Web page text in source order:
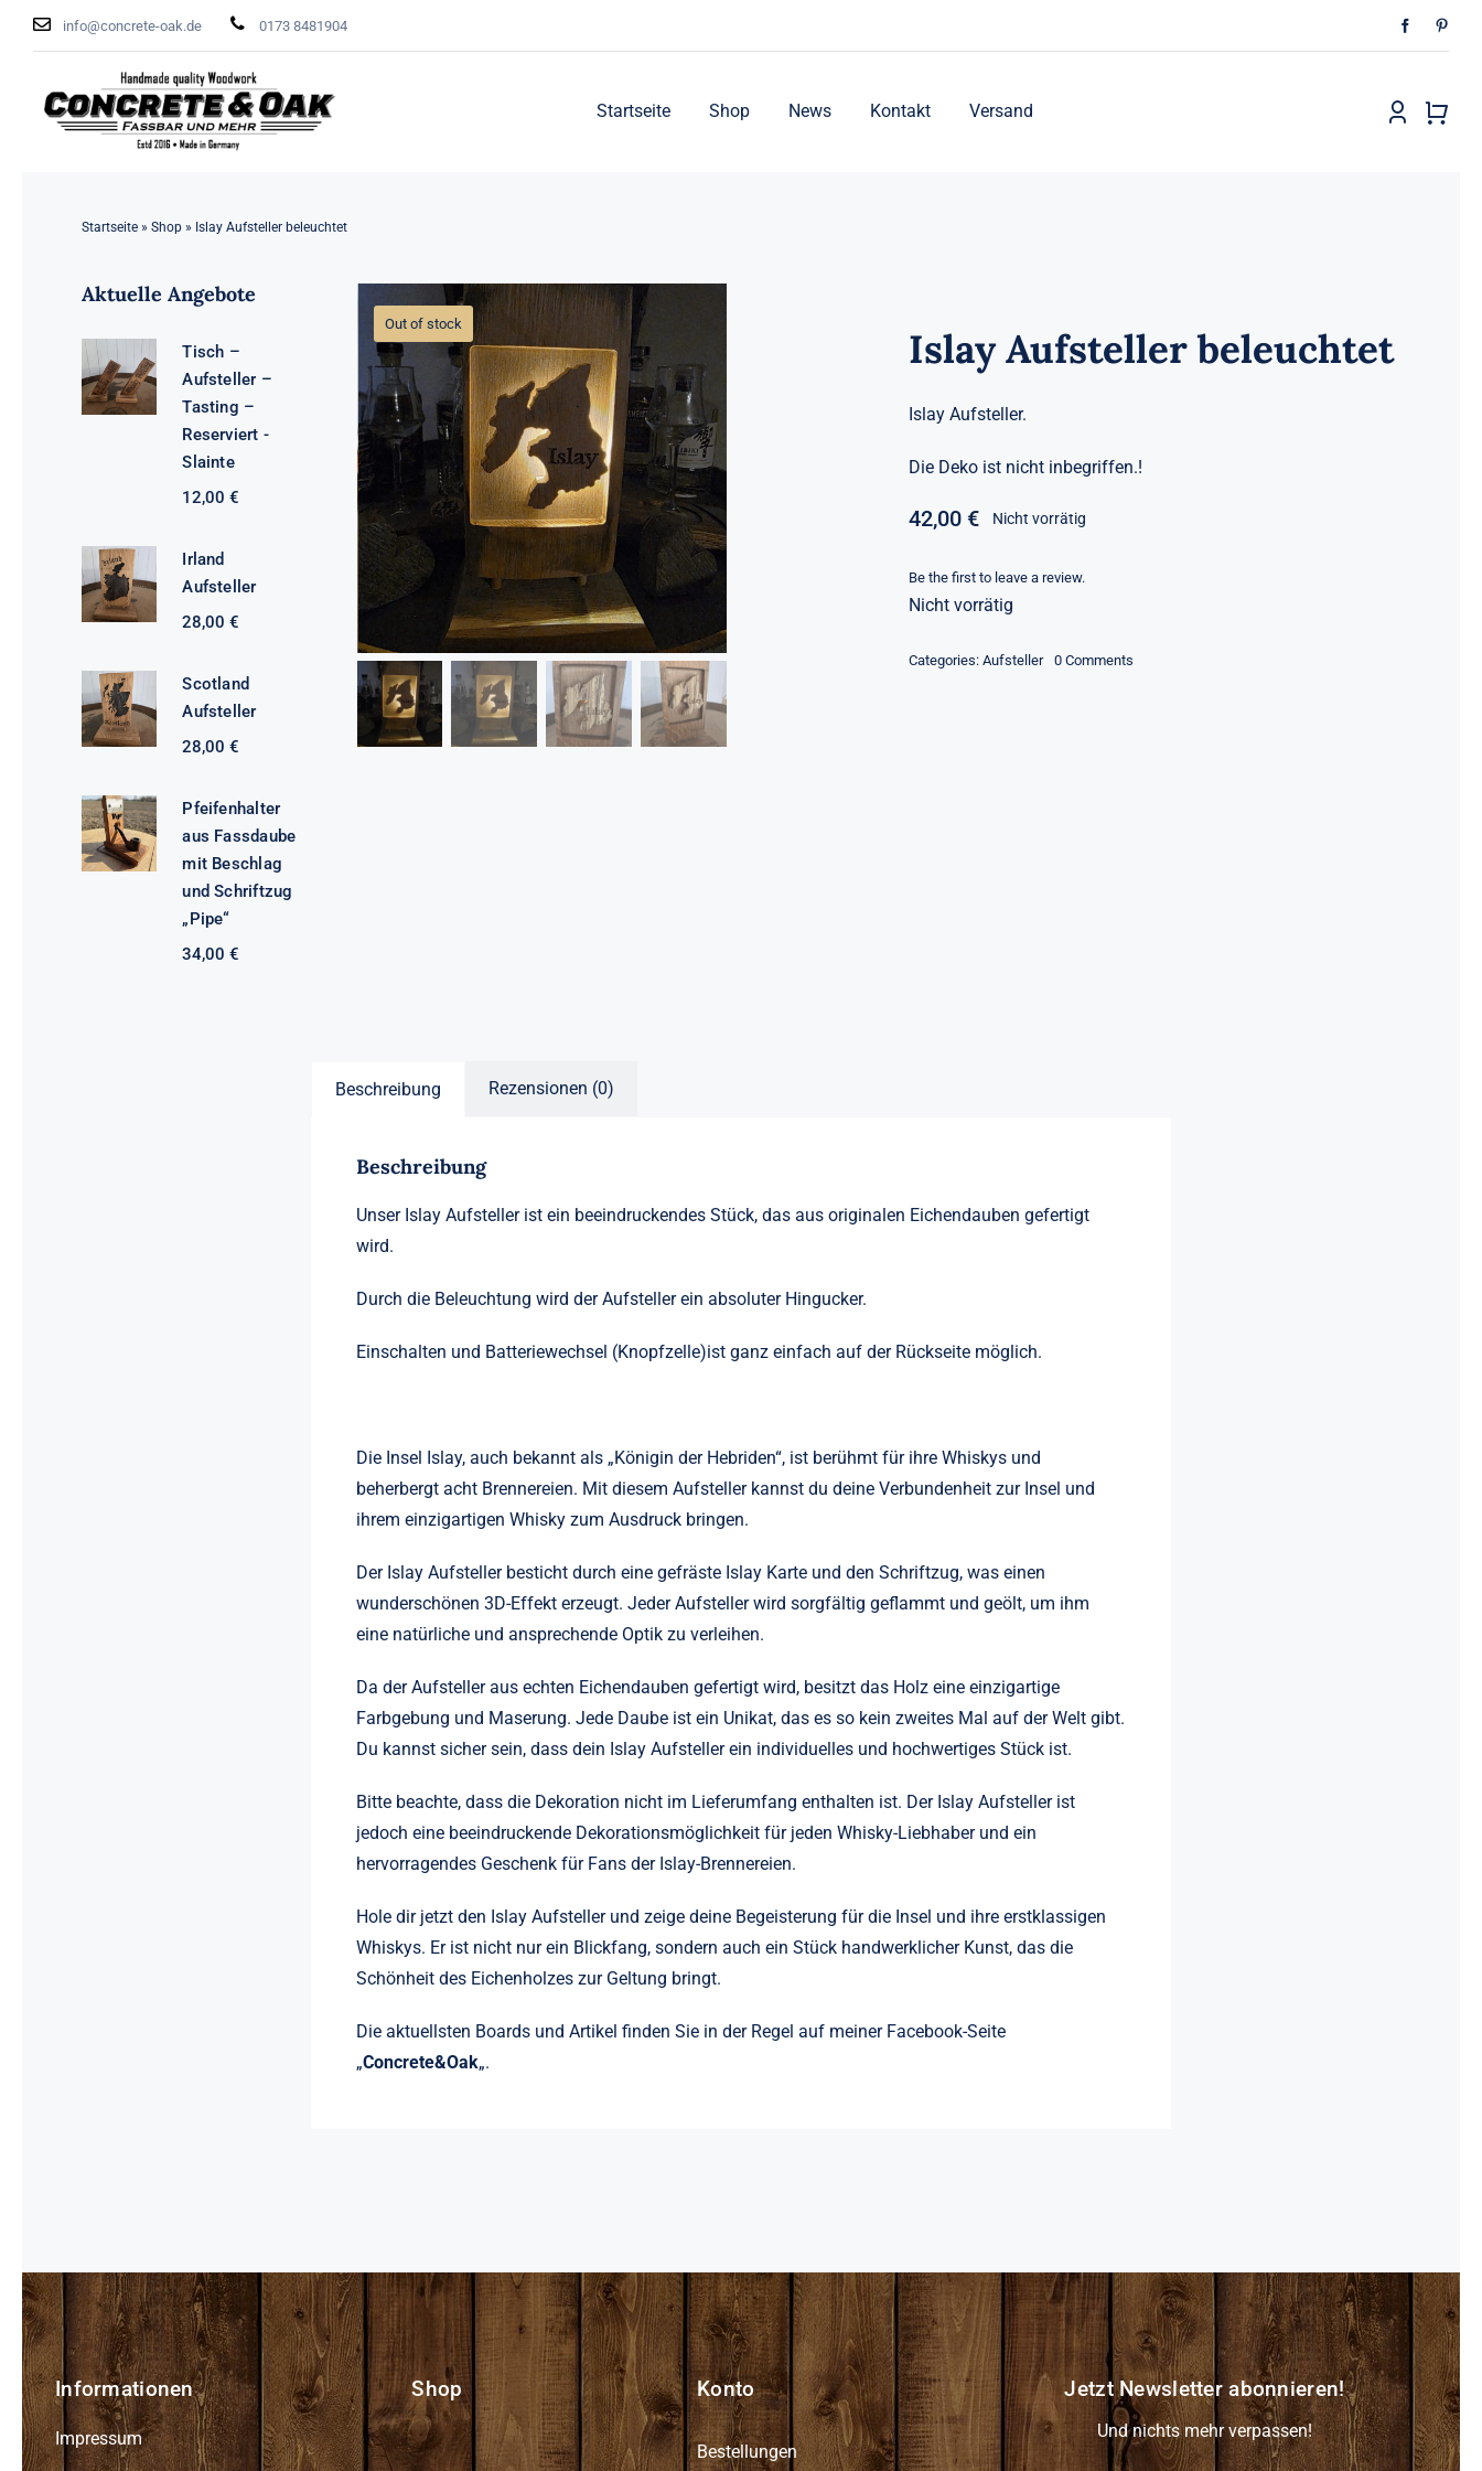
Zum
info@concrete-oak.de 0173 8481904
Startseite Shop News Kontakt Versand
Startseite» Shop» Islay Aufsteller beleuchtet
Aktuelle Angebote
Tisch –
Aufsteller –
Tasting –
Reserviert -
Slainte
12,00€
Irland
Aufsteller
28,00€
Scotland
Aufsteller
28,00€
Pfeifenhalter
aus Fassdaube
mit Beschlag
und Schriftzug
„Pipe“
34,00€
Out of stock
Islay Aufsteller beleuchtet
Islay Aufsteller.
Die Deko ist nicht inbegriffen.!
42,00 € Nicht vorrätig
Be the first to leave a review.
Nicht vorrätig
Categories: Aufsteller 0 Commentson
Beschreibung Rezensionen (0)
Beschreibung
Unser Islay Aufsteller ist ein beeindruckendes Stück, das aus originalen Eichendauben gefertigt
wird.
Durch die Beleuchtung wird der Aufsteller ein absoluter Hingucker.
Einschalten und Batteriewechsel (Knopfzelle)ist ganz einfach auf der Rückseite möglich.
Die Insel Islay, auch bekannt als „Königin der Hebriden“, ist berühmt für ihre Whiskys und
beherbergt acht Brennereien. Mit diesem Aufsteller kannst du deine Verbundenheit zur Insel und
ihrem einzigartigen Whisky zum Ausdruck bringen.
Der Islay Aufsteller besticht durch eine gefräste Islay Karte und den Schriftzug, was einen
wunderschönen 3D-Effekt erzeugt. Jeder Aufsteller wird sorgfältig geflammt und geölt, um ihm
eine natürliche und ansprechende Optik zu verleihen.
Da der Aufsteller aus echten Eichendauben gefertigt wird, besitzt das Holz eine einzigartige
Farbgebung und Maserung. Jede Daube ist ein Unikat, das es so kein zweites Mal auf der Welt gibt.
Du kannst sicher sein, dass dein Islay Aufsteller ein individuelles und hochwertiges Stück ist.
Bitte beachte, dass die Dekoration nicht im Lieferumfang enthalten ist. Der Islay Aufsteller ist
jedoch eine beeindruckende Dekorationsmöglichkeit für jeden Whisky-Liebhaber und ein
hervorragendes Geschenk für Fans der Islay-Brennereien.
Hole dir jetzt den Islay Aufsteller und zeige deine Begeisterung für die Insel und ihre erstklassigen
Whiskys. Er ist nicht nur ein Blickfang, sondern auch ein Stück handwerklicher Kunst, das die
Schönheit des Eichenholzes zur Geltung bringt.
Die aktuellsten Boards und Artikel finden Sie in der Regel auf meiner Facebook-Seite
„Concrete&Oak„.
Informationen
Impressum
Shop Konto
Bestellungen
Jetzt Newsletter abonnieren!
Und nichts mehr verpassen!